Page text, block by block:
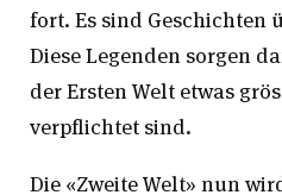
fort. Es sind Geschichten
Diese Legenden sorgen
der Ersten Welt etwas
verpflichtet sind.
Die «Zweite Welt» nun